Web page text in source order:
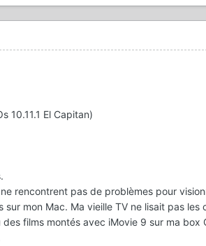
10.11.1 El Capitan)
rencontrent pas de problèmes pour
mon Mac. Ma vieille TV ne lisait pas les
films montés avec iMovie 9 sur ma box